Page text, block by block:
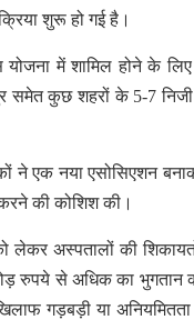
शुरू हो गई है।
में शामिल होने के
कुछ शहरों के 5-7
ने एक नया एसोसिएशन
करने की कोशिश की।
लेकर अस्पतालों की
रुपये से अधिक का भुगतान
गड़बड़ी या